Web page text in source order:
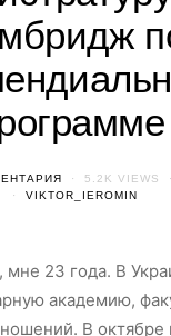
5.2K VIEWS
VIKTOR_IEROMIN
мне 23 года. В
академию,
В октябре